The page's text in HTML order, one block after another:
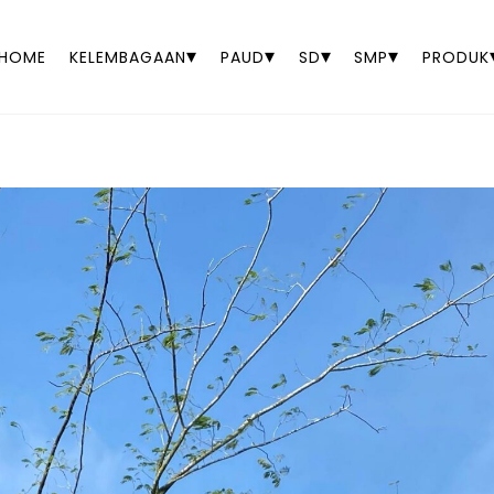
KELEMBAGAAN▾ PAUD▾ SD▾ SMP▾ PRODUK